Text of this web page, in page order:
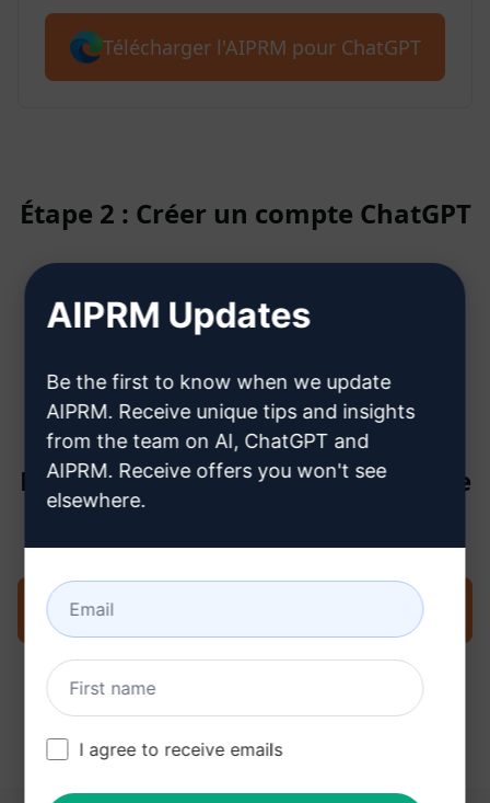
Télécharger l'AIPRM pour ChatGPT
Étape 2 : Créer un compte ChatGPT
Cliquez ici pour savoir comment
créer un compte ChatGPT
Étape 3 : Utiliser l'invite dans votre
Essayez l'invite maintenant sur ChatGPT
AIPRM Updates
Be the first to know when we update
AIPRM. Receive unique tips and insights
from the team on AI, ChatGPT and
AIPRM. Receive offers you won't see
elsewhere.
I agree to receive emails